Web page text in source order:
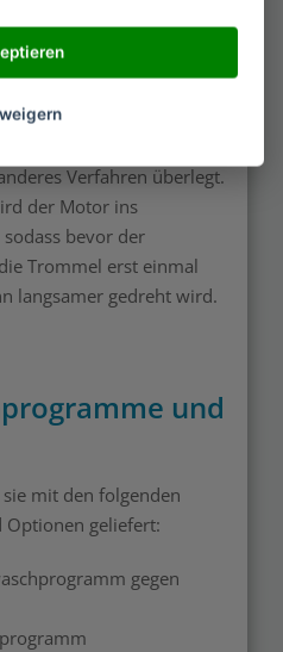
groß.
ungünstig verteilt
Verfahren überlegt.
der Motor ins
bevor der
Trommel erst einmal
langsamer gedreht wird.
und
mit den folgenden
Optionen geliefert:
gegen